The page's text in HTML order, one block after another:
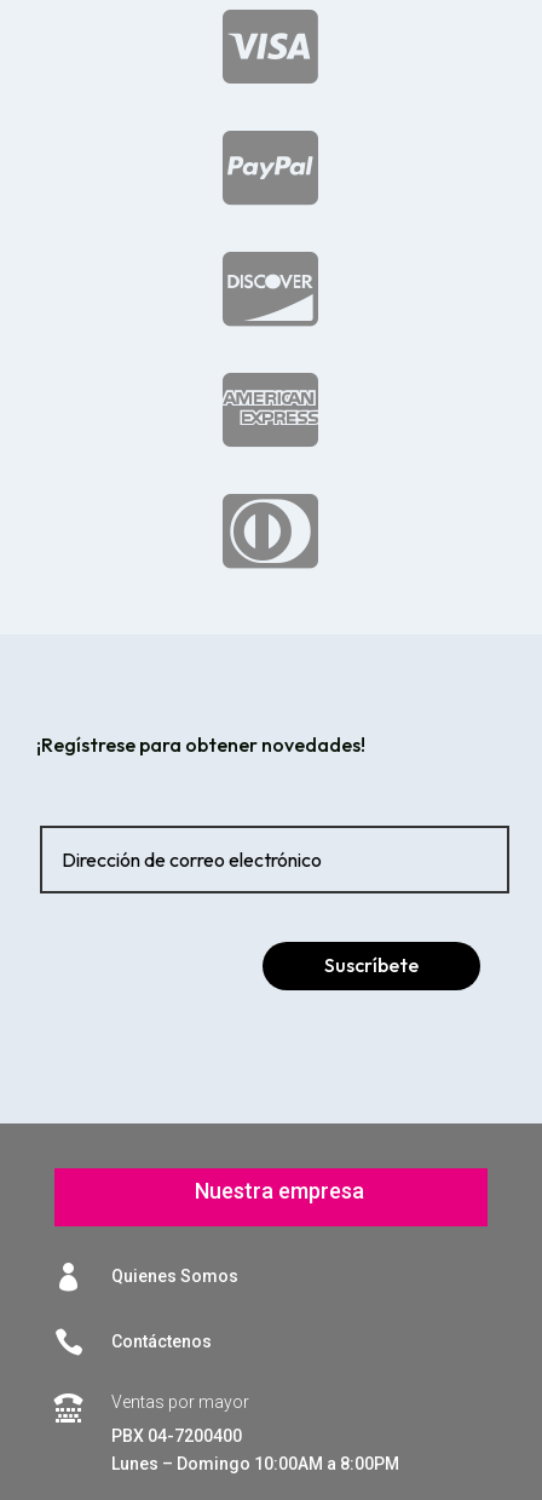





¡Regístrese para obtener novedades!
Suscríbete
Nuestra empresa
 Quienes Somos
 Contáctenos

Ventas por mayor
PBX 04-7200400
Lunes – Domingo 10:00AM a 8:00PM